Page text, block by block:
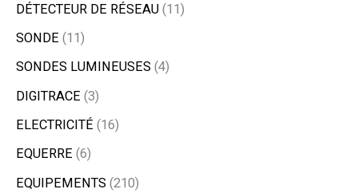
DÉTECTEUR DE RÉSEAU 11
SONDE 11
SONDES LUMINEUSES 4
DIGITRACE 3
ELECTRICITÉ 16
EQUERRE 6
EQUIPEMENTS 210